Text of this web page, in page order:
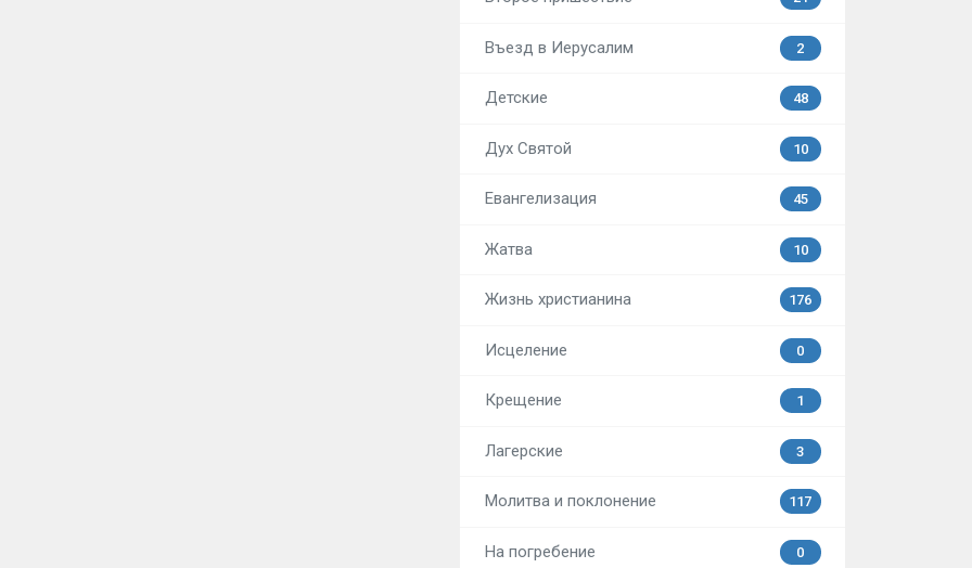
Въезд в Иерусалим 2
Детские 48
Дух Святой 10
Евангелизация 45
Жатва 10
Жизнь христианина 176
Исцеление 0
Крещение 1
Лагерские 3
Молитва и поклонение 117
На погребение 0